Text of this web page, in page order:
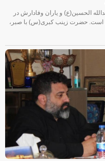
الحسین(ع) و یاران وفادارش در
است. حضرت زینب کبری(س) با صبر،